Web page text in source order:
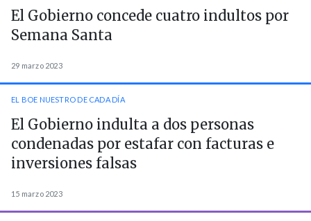
El Gobierno concede cuatro indultos por
Semana Santa
29 marzo 2023
EL BOE NUESTRO DE CADA DÍA
El Gobierno indulta a dos personas
condenadas por estafar con facturas e
inversiones falsas
15 marzo 2023